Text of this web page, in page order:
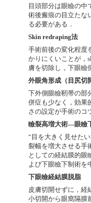
目頭部分は眼瞼の中
術後瘢痕の目立たな
る必要がある．
Skin redraping法
手術前後の変化程度
かりにくいことが，
膚を切除し，下眼瞼
外眼角形成（目尻切
下外側眼瞼靭帯の部
併症も少なく，効果
さの設定が手術のコ
瞼裂高増大術―眼瞼
“目を大きく見せた
裂幅を増大させる手
としての経結膜的眼
よび下眼瞼下制術を
下眼瞼経結膜脱脂
皮膚切開せずに，経
小切開から眼窩隔膜